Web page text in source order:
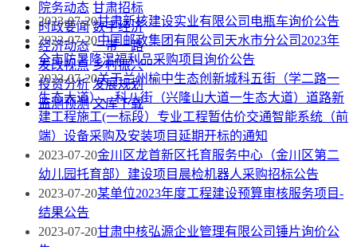
院务动态 甘肃招标
时政要闻 数字经济
经济动态 一带一路
发改视点 乡村振兴
投资分析 发展规划
监测预测 文库下载
2023-07-20甘肃新核建设实业有限公司电瓶车询价公告
2023-07-20中国邮政集团有限公司天水市分公司2023年
全市防暑降温福利品采购项目询价公告
2023-07-20关于兰州榆中生态创新城科五街（学二路一
生态大道）、科八街（兴隆山大道一生态大道）道路新
建工程施工(一标段）专业工程暂估价交通智能系统（前
端）设备采购及安装项目延期开标的通知
2023-07-20金川区龙首新区托育服务中心（金川区第二
幼儿园托育部）建设项目晨检机器人采购招标公告
2023-07-20某单位2023年度工程建设预算审核服务项目-
结果公告
2023-07-20甘肃中核弘源企业管理有限公司锤片询价公